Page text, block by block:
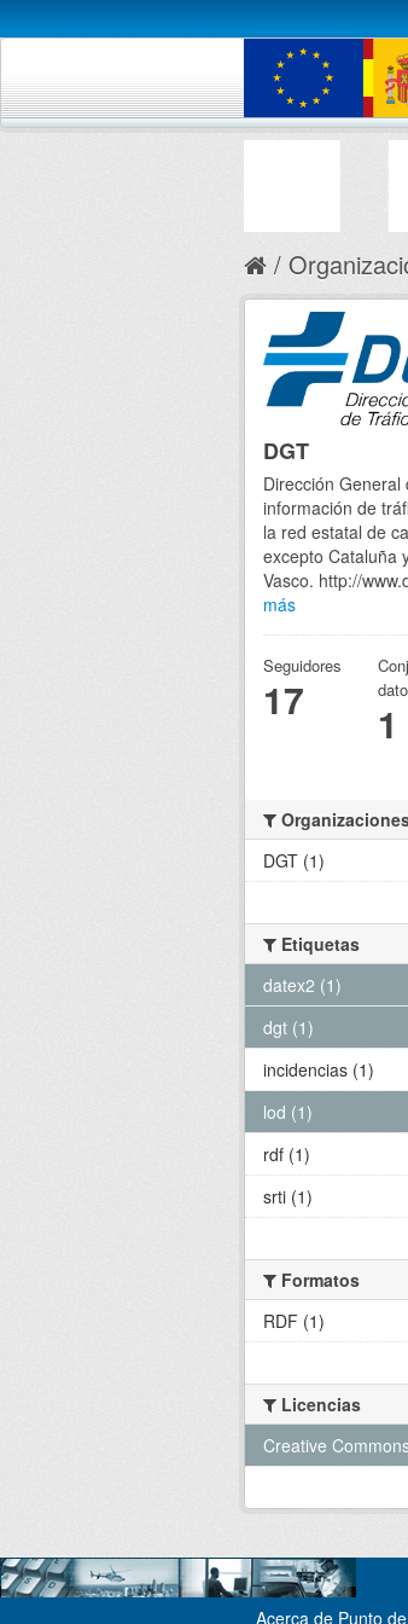
DGT
Dirección General
información de
la red estatal de
excepto Cataluña
Vasco. http://
más
Seguidores
17 1
DGT (1)
Etiquetas
datex2 (1)
dgt (1)
incidencias (1)
lod (1)
rdf (1)
srti (1)
Formatos
RDF (1)
Licencias
Creative
Acerca de Punto